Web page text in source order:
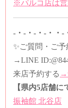
※パルコ店は営
-・-・-・-・・-
✨ご質問・ご
→LINE ID:
来店予約する →
【県内5店舗に
振袖館 北谷店